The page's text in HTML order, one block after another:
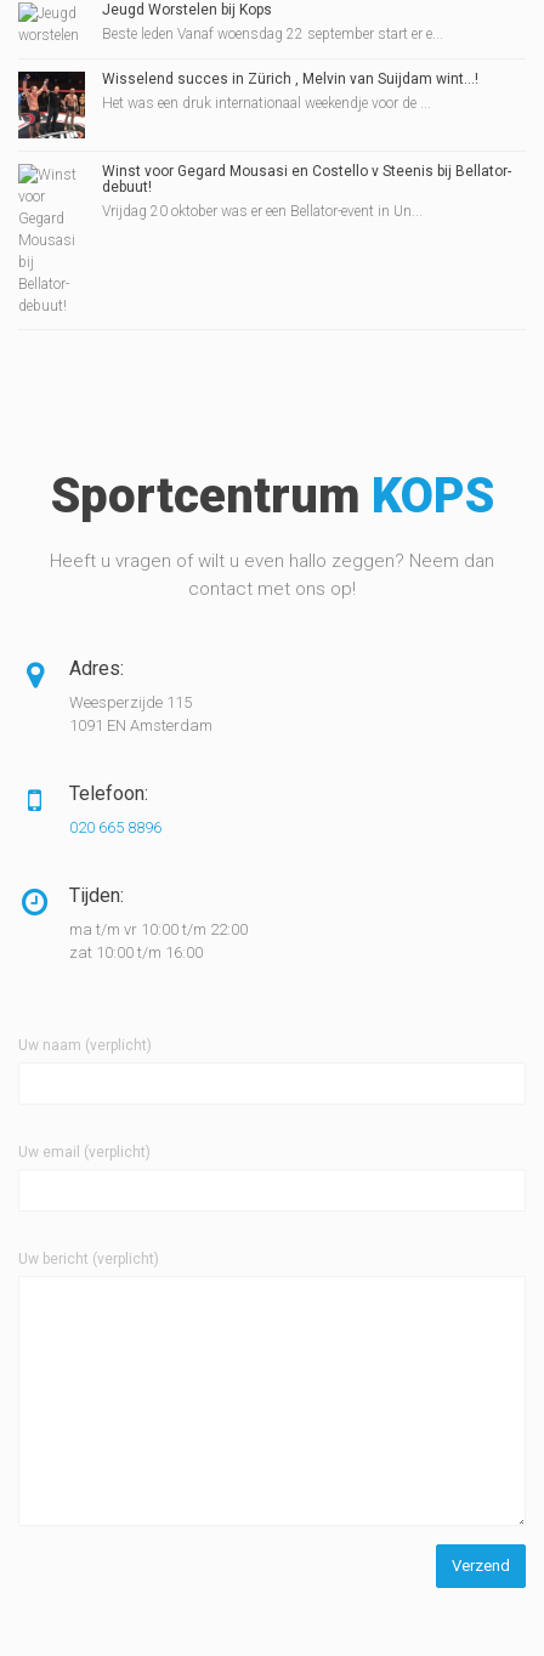
Jeugd Worstelen bij Kops
Beste leden Vanaf woensdag 22 september start er e...
Wisselend succes in Zürich , Melvin van Suijdam wint…!
Het was een druk internationaal weekendje voor de ...
Winst voor Gegard Mousasi en Costello v Steenis bij Bellator-
debuut!
Vrijdag 20 oktober was er een Bellator-event in Un...
Sportcentrum KOPS
Heeft u vragen of wilt u even hallo zeggen? Neem dan
contact met ons op!
Adres:
Weesperzijde 115
1091 EN Amsterdam
Telefoon:
020 665 8896
Tijden:
ma t/m vr 10:00 t/m 22:00
zat 10:00 t/m 16:00
Uw naam (verplicht)
Uw email (verplicht)
Uw bericht (verplicht)